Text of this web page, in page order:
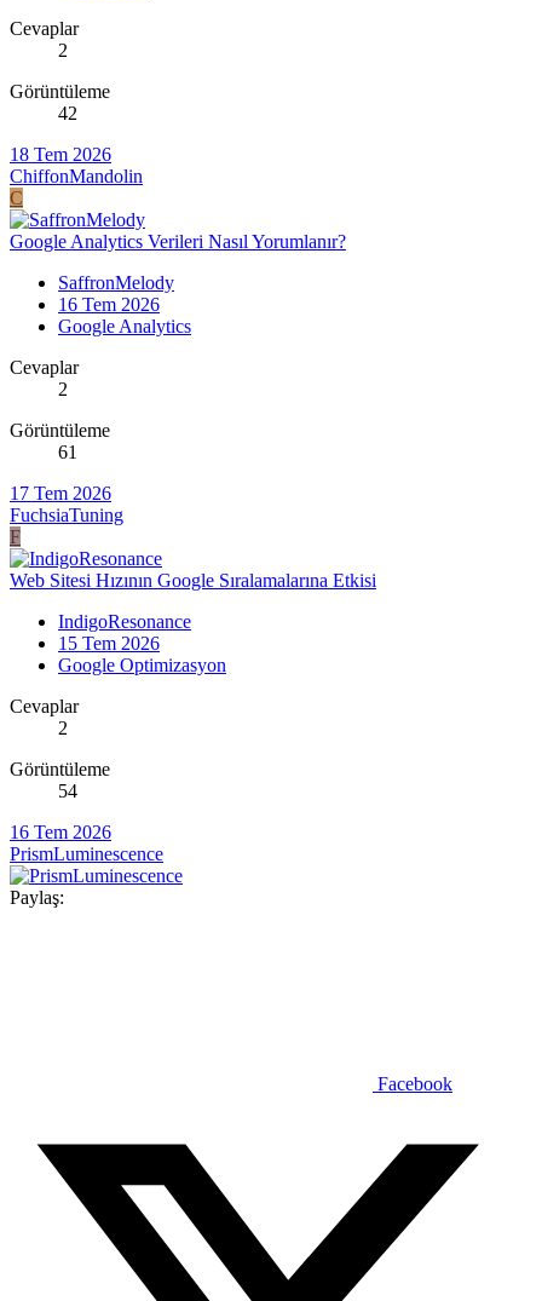
Cevaplar
2
Görüntüleme
42
18 Tem 2026
ChiffonMandolin
C
Google Analytics Verileri Nasıl Yorumlanır?
SaffronMelody
16 Tem 2026
Google Analytics
Cevaplar
2
Görüntüleme
61
17 Tem 2026
FuchsiaTuning
F
Web Sitesi Hızının Google Sıralamalarına Etkisi
IndigoResonance
15 Tem 2026
Google Optimizasyon
Cevaplar
2
Görüntüleme
54
16 Tem 2026
PrismLuminescence
Paylaş:
Facebook